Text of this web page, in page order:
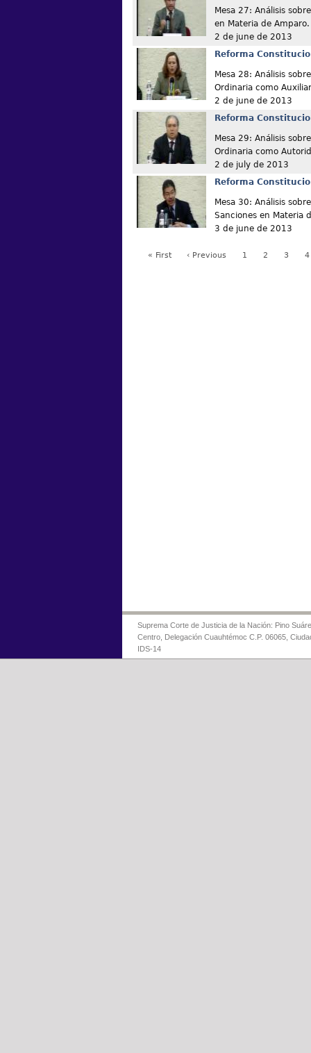
Mesa 27: Análisis
en Materia de Amparo.
2 de june de 2013
Reforma
Mesa 28: Análisis
Ordinaria como
2 de june de 2013
Reforma
Mesa 29: Análisis
Ordinaria como
2 de july de 2013
Reforma
Mesa 30: Análisis
Sanciones en Materia
3 de june de 2013
« First ‹ Previous 1 2 3 4
Suprema Corte de Justicia de la Nación: Pino
Centro, Delegación Cuauhtémoc C.P. 06065,
IDS-14